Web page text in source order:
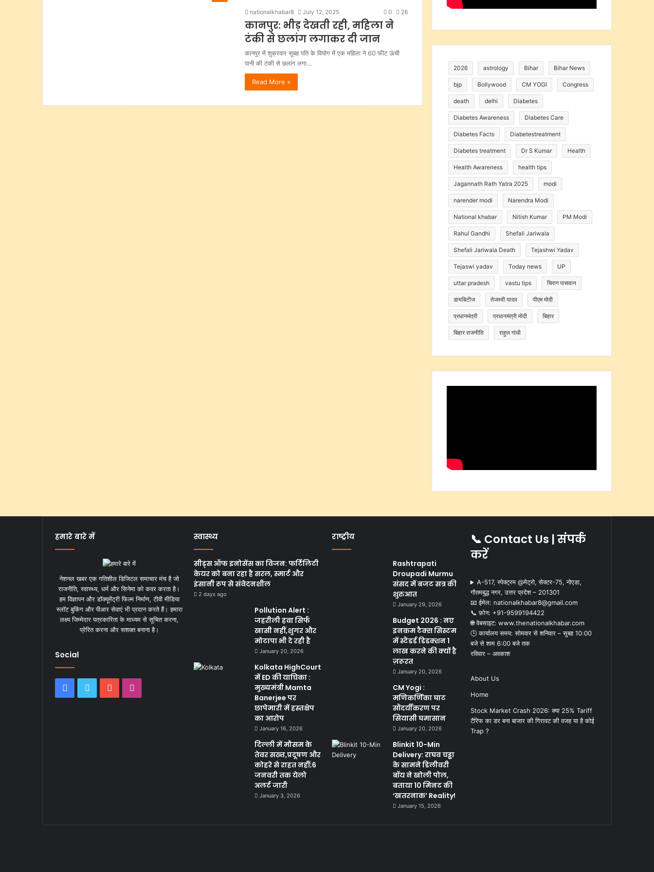
nationalkhabar8 July 12, 2025 0 26
कानपुर: भीड़ देखती रही, महिला ने
टंकी से छलांग लगाकर दी जान
कानपुर में शुक्रवार सुबह पति के वियोग में एक महिला ने 60 फीट ऊंची
पानी की टंकी से छलांग लगा…
Read More »
2026 astrology Bihar Bihar News
bjp Bollywood CM YOGI Congress
death delhi Diabetes
Diabetes Awareness Diabetes Care
Diabetes Facts Diabetestreatment
Diabetes treatment Dr S Kumar Health
Health Awareness health tips
Jagannath Rath Yatra 2025 modi
narender modi Narendra Modi
National khabar Nitish Kumar PM Modi
Rahul Gandhi Shefali Jariwala
Shefali Jariwala Death Tejashwi Yadav
Tejaswi yadav Today news UP
uttar pradesh vastu tips चिराग पासवान
डायबिटीज तेजस्वी यादव पीएम मोदी
प्रधानमंत्री प्रधानमंत्री मोदी बिहार
बिहार राजनीति राहुल गांधी
हमारे बारे में
नेशनल खबर एक गतिशील डिजिटल समाचार मंच है जो
राजनीति, स्वास्थ्य, धर्म और सिनेमा को कवर करता है।
हम विज्ञापन और डॉक्यूमेंट्री फिल्म निर्माण, टीवी मीडिया
स्लॉट बुकिंग और पीआर सेवाएं भी प्रदान करते हैं। हमारा
लक्ष्य जिम्मेदार पत्रकारिता के माध्यम से सूचित करना,
प्रेरित करना और सशक्त बनाना है।
Social
Facebook
Twitter YouTube
स्वास्थ्य
सीड्स ऑफ इनोसेंस का विजन: फर्टिलिटी
केयर को बना रहा है सरल, स्मार्ट और
इंसानी रूप से संवेदनशील
2 days ago
Pollution Alert :
जहरीली हवा सिर्फ
खासी नहीं,शुगर और
मोटापा भी दे रही है
January 20, 2026
Kolkata HighCourt
में ED की याचिका :
मुख्यमंत्री Mamta
Banerjee पर
छापेमारी में हस्तक्षेप
का आरोप
January 16, 2026
दिल्ली में मौसम के
तेवर सख्त,प्रदूषण और
कोहरे से राहत नहीं;6
जनवरी तक येलो
अलर्ट जारी
January 3, 2026
राष्ट्रीय
Rashtrapati
Droupadi Murmu
संसद में बजट सत्र की
शुरुआत
January 29, 2026
Budget 2026 : नए
इनकम टैक्स सिस्टम
में स्टैंडर्ड डिडक्शन 1
लाख करने की क्यों है
ज़रूरत
January 20, 2026
CM Yogi :
मणिकर्णिका घाट
सौंदर्यीकरण पर
सियासी घमासान
January 20, 2026
Blinkit 10-Min
Delivery: राघव चड्ढा
के सामने डिलीवरी
बॉय ने खोली पोल,
बताया 10 मिनट की
‘खतरनाक’ Reality!
January 15, 2026
📞 Contact Us | संपर्क
करें
A-517, स्पेक्ट्रम @मेट्रो, सेक्टर-75, नोएडा,
गौतमबुद्ध नगर, उत्तर प्रदेश – 201301
📧 ईमेल: nationalkhabar8@gmail.com
📞 फ़ोन: ‪+91-9599194422‬
🌐 वेबसाइट: www.thenationalkhabar.com
🕒 कार्यालय समय: सोमवार से शनिवार – सुबह 10:00
बजे से शाम 6:00 बजे तक
रविवार – अवकाश
About Us
Home
Stock Market Crash 2026: क्या 25% Tariff
टैरिफ का डर बना बाजार की गिरावट की वजह या है कोई
Trap ?